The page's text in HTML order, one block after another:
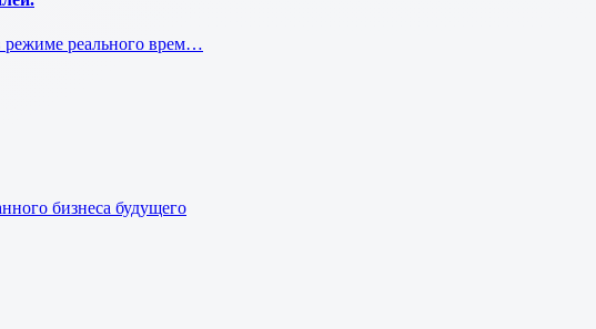
режиме реального врем…
бизнеса будущего